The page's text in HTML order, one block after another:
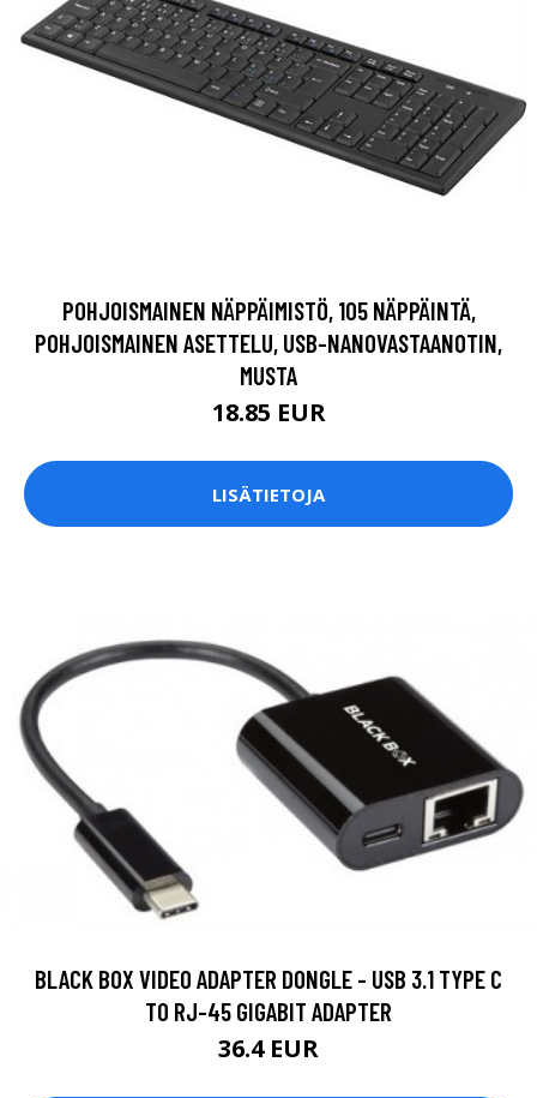
POHJOISMAINEN NÄPPÄIMISTÖ, 105 NÄPPÄINTÄ,
POHJOISMAINEN ASETTELU, USB-NANOVASTAANOTIN,
MUSTA
18.85 EUR
LISÄTIETOJA
BLACK BOX VIDEO ADAPTER DONGLE - USB 3.1 TYPE C
TO RJ-45 GIGABIT ADAPTER
36.4 EUR